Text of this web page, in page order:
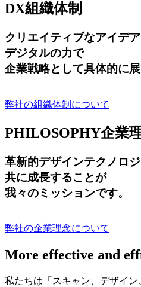
DX組織体制
クリエイティブなアイデ
デジタルの力で
企業戦略として具体的に展
弊社の組織体制について
PHILOSOPHY企業
革新的デザインテクノロ
共に成長することが
我々のミッションです。
弊社の企業理念について
More effective and
私たちは「スキャン、デザイン